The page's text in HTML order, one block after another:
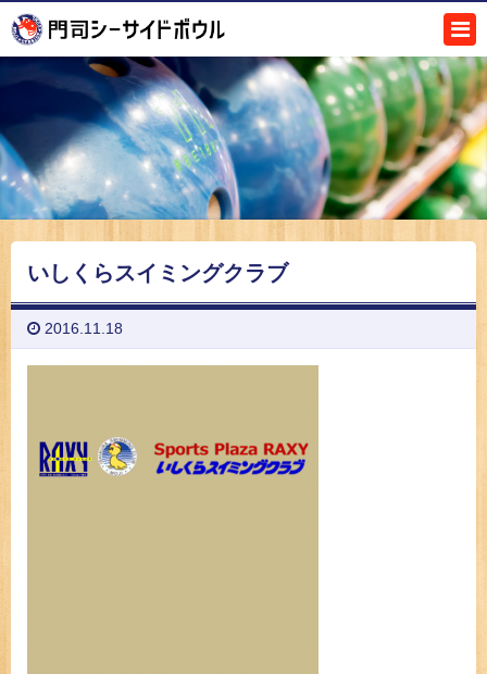
いしくらスイミングクラブ
2016.11.18